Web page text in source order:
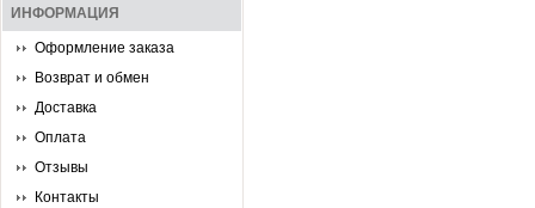
ИНФОРМАЦИЯ
Оформление заказа
Возврат и обмен
Доставка
Оплата
Отзывы
Контакты